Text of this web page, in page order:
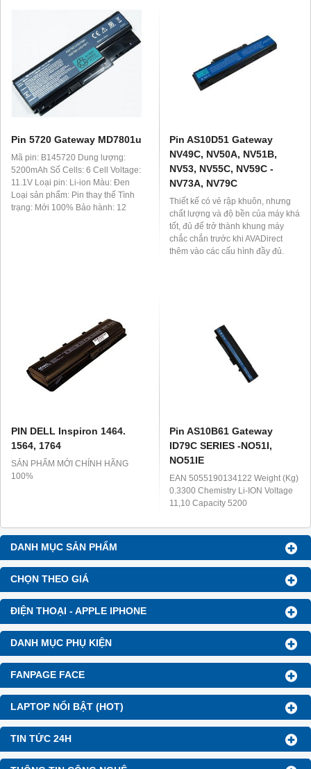
DANH MỤC SẢN PHẨM
CHỌN THEO GIÁ
ĐIỆN THOẠI - APPLE IPHONE
DANH MỤC PHỤ KIỆN
FANPAGE FACE
LAPTOP NỔI BẬT (HOT)
TIN TỨC 24H
Pin 5720 Gateway MD7801u
Mã pin: B145720 Dung lượng:
5200mAh Số Cells: 6 Cell Voltage:
11.1V Loại pin: Li-ion Màu: Đen
Loại sản phẩm: Pin thay thế Tình
trạng: Mới 100% Bảo hành: 12
Pin AS10D51 Gateway
NV49C, NV50A, NV51B,
NV53, NV55C, NV59C -
NV73A, NV79C
Thiết kế có vẻ rập khuôn, nhưng
chất lượng và độ bền của máy khá
tốt, đủ để trở thành khung máy
chắc chắn trước khi AVADirect
thêm vào các cấu hình đầy đủ.
nhựa đúc với kim loại khá dày
PIN DELL Inspiron 1464.
1564, 1764
SẢN PHẨM MỚI CHÍNH HÃNG
100%
Pin AS10B61 Gateway
ID79C SERIES -NO51I,
NO51IE
EAN 5055190134122 Weight (Kg)
0.3300 Chemistry Li-ION Voltage
11,10 Capacity 5200